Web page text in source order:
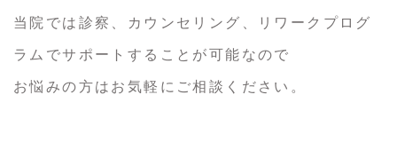
当院では診察、カウンセリング、リワークプログ
ラムでサポートすることが可能なので
お悩みの方はお気軽にご相談ください。